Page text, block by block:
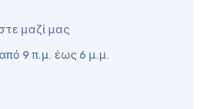
μαζί μας
9 π.μ. έως 6 μ.μ.